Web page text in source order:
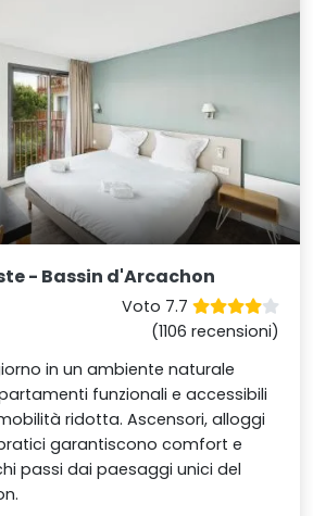
- Bassin d'Arcachon
Voto 7.7
(1106 recensioni)
in un ambiente naturale
funzionali e accessibili
ridotta. Ascensori, alloggi
garantiscono comfort e
passi dai paesaggi unici del